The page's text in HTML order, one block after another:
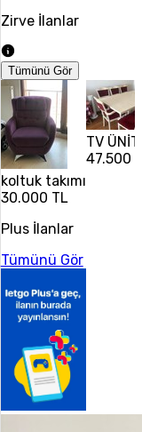
Zirve İlanlar
Tümünü Gör
koltuk takımı
30.000 TL
TV
47.500
Plus İlanlar
Tümünü Gör